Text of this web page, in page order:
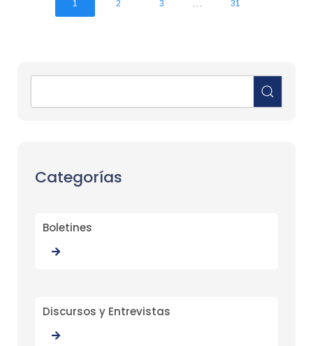
1 2 3 ... 31
Categorías
Boletines
Discursos y Entrevistas